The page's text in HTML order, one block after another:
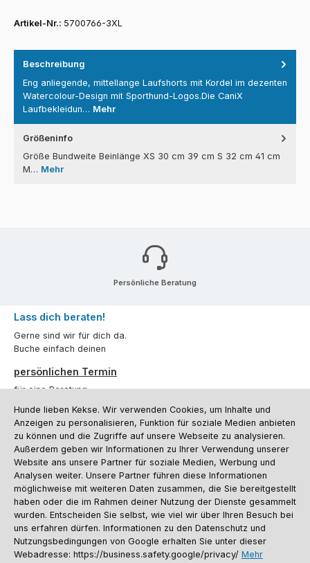
Artikel-Nr.: 5700766-3XL
Beschreibung
Eng anliegende, mittellange Laufshorts mit Kordel im dezenten
Watercolour-Design mit Sporthund-Logos.Die CaniX
Laufbekleidun… Mehr
Größeninfo
Größe Bundweite Beinlänge XS 30 cm 39 cm S 32 cm 41 cm
M… Mehr
Persönliche Beratung
Lass dich beraten!
Gerne sind wir für dich da.
Buche einfach deinen
persönlichen Termin
für eine Beratung.
Oder über unserKontaktformular.
Vertrag widerrufen
Kundenservice
Informationen
Social Media und Kontakt
Hunde lieben Kekse. Wir verwenden Cookies, um Inhalte und
Anzeigen zu personalisieren, Funktion für soziale Medien anbieten
zu können und die Zugriffe auf unsere Webseite zu analysieren.
Außerdem geben wir Informationen zu Ihrer Verwendung unserer
Website ans unsere Partner für soziale Medien, Werbung und
Analysen weiter. Unsere Partner führen diese Informationen
möglichweise mit weiteren Daten zusammen, die Sie bereitgestellt
haben oder die im Rahmen deiner Nutzung der Dienste gesammelt
wurden. Entscheiden Sie selbst, wie viel wir über Ihren Besuch bei
uns erfahren dürfen. Informationen zu den Datenschutz und
Nutzungsbedingungen von Google erhalten Sie unter dieser
Webadresse: https://business.safety.google/privacy/ Mehr